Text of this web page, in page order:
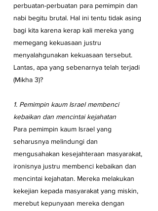
perbuatan-perbuatan para pemimpin dan
nabi begitu brutal. Hal ini tentu tidak asing
bagi kita karena kerap kali mereka yang
memegang kekuasaan justru
menyalahgunakan kekuasaan tersebut.
Lantas, apa yang sebenarnya telah terjadi
(Mikha 3)?
1. Pemimpin kaum Israel membenci
kebaikan dan mencintai kejahatan
Para pemimpin kaum Israel yang
seharusnya melindungi dan
mengusahakan kesejahteraan masyarakat,
ironisnya justru membenci kebaikan dan
mencintai kejahatan. Mereka melakukan
kekejian kepada masyarakat yang miskin,
merebut kepunyaan mereka dengan